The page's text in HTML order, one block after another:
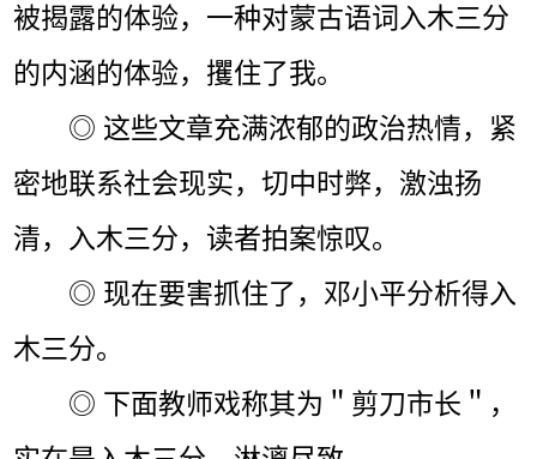
被揭露的体验，一种对蒙古语词入木三分
的内涵的体验，攫住了我。
◎ 这些文章充满浓郁的政治热情，紧
密地联系社会现实，切中时弊，激浊扬
清，入木三分，读者拍案惊叹。
◎ 现在要害抓住了，邓小平分析得入
木三分。
◎ 下面教师戏称其为＂剪刀市长＂，